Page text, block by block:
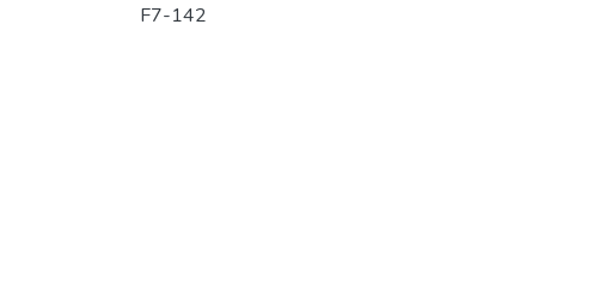
F7-142